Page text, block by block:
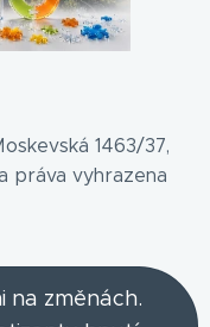
1463/37,
práva vyhrazena
na změnách.